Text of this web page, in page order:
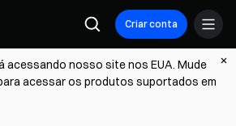
Criar conta
acessando nosso site nos EUA. Mude
acessar os produtos suportados em